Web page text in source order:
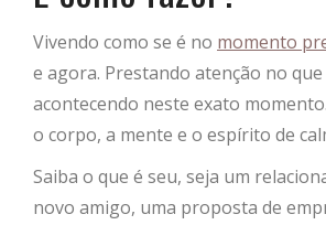
Vivendo como se é no momento
e agora. Prestando atenção no
acontecendo neste exato
o corpo, a mente e o espírito de
Saiba o que é seu, seja um
novo amigo, uma proposta de